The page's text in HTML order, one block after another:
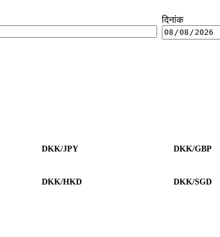
दिनांक
DKK/JPY DKK/GBP
DKK/HKD DKK/SGD